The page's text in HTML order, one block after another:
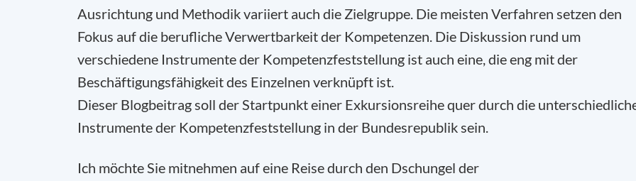
Ausrichtung und Methodik variiert auch die Zielgruppe. Die meisten Verfahren setzen den
Fokus auf die berufliche Verwertbarkeit der Kompetenzen. Die Diskussion rund um
verschiedene Instrumente der Kompetenzfeststellung ist auch eine, die eng mit der
Beschäftigungsfähigkeit des Einzelnen verknüpft ist.
Dieser Blogbeitrag soll der Startpunkt einer Exkursionsreihe quer durch die
Instrumente der Kompetenzfeststellung in der Bundesrepublik sein.
Ich möchte Sie mitnehmen auf eine Reise durch den Dschungel der